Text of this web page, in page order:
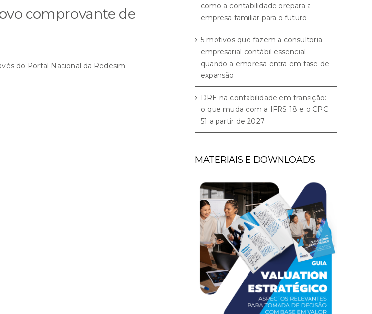
comprovante de
do Portal Nacional da Redesim
como a contabilidade prepara a
empresa familiar para o futuro
5 motivos que fazem a consultoria
empresarial contábil essencial
quando a empresa entra em fase de
expansão
DRE na contabilidade em transição:
o que muda com a IFRS 18 e o CPC
51 a partir de 2027
MATERIAIS E DOWNLOADS